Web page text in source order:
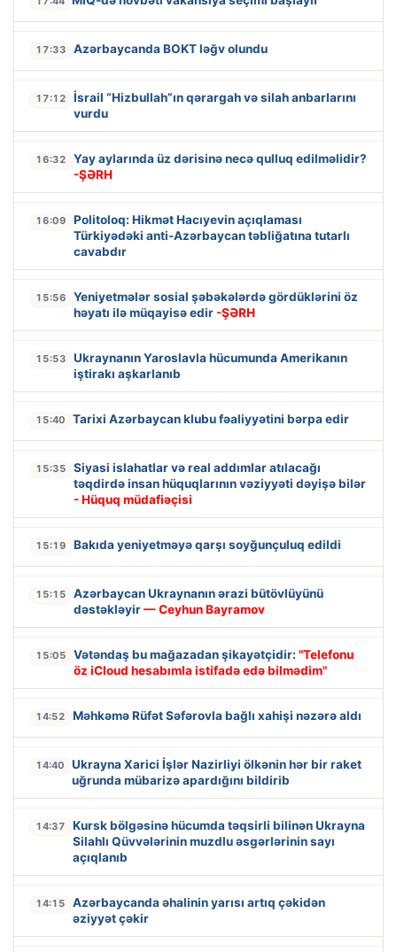
17:33 Azərbaycanda BOKT ləğv olundu
17:12
İsrail “Hizbullah”ın qərargah və silah anbarlarını
vurdu
16:32
Yay aylarında üz dərisinə necə qulluq edilməlidir?
-ŞƏRH
16:09
Politoloq: Hikmət Hacıyevin açıqlaması
Türkiyədəki anti-Azərbaycan təbliğatına tutarlı
cavabdır
15:56
Yeniyetmələr sosial şəbəkələrdə gördüklərini öz
həyatı ilə müqayisə edir -ŞƏRH
15:53
Ukraynanın Yaroslavla hücumunda Amerikanın
iştirakı aşkarlanıb
15:40 Tarixi Azərbaycan klubu fəaliyyətini bərpa edir
15:35
Siyasi islahatlar və real addımlar atılacağı
təqdirdə insan hüquqlarının vəziyyəti dəyişə bilər
- Hüquq müdafiəçisi
15:19 Bakıda yeniyetməyə qarşı soyğunçuluq edildi
15:15
Azərbaycan Ukraynanın ərazi bütövlüyünü
dəstəkləyir— Ceyhun Bayramov
15:05 Vətəndaş bu mağazadan şikayətçidir: "Telefonu
öz iCloud hesabımla istifadə edə bilmədim"
14:52 Məhkəmə Rüfət Səfərovla bağlı xahişi nəzərə aldı
14:40
Ukrayna Xarici İşlər Nazirliyi ölkənin hər bir raket
uğrunda mübarizə apardığını bildirib
14:37
Kursk bölgəsinə hücumda təqsirli bilinən Ukrayna
Silahlı Qüvvələrinin muzdlu əsgərlərinin sayı
açıqlanıb
14:15
Azərbaycanda əhalinin yarısı artıq çəkidən
əziyyət çəkir